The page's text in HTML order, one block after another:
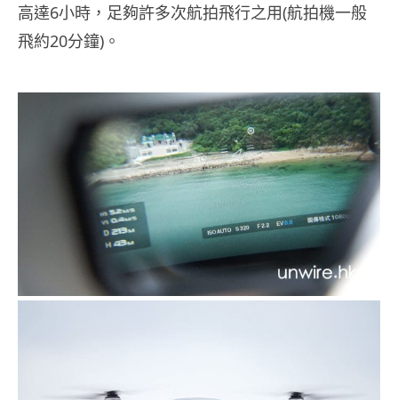
高達6小時，足夠許多次航拍飛行之用(航拍機一般
飛約20分鐘)。